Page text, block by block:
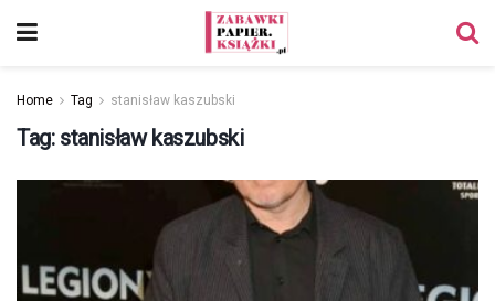
Home Tag stanisław kaszubski
Tag: stanisław kaszubski